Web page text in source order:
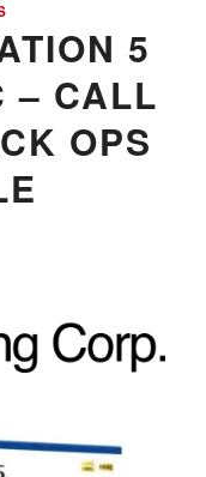
5
– CALL
OPS